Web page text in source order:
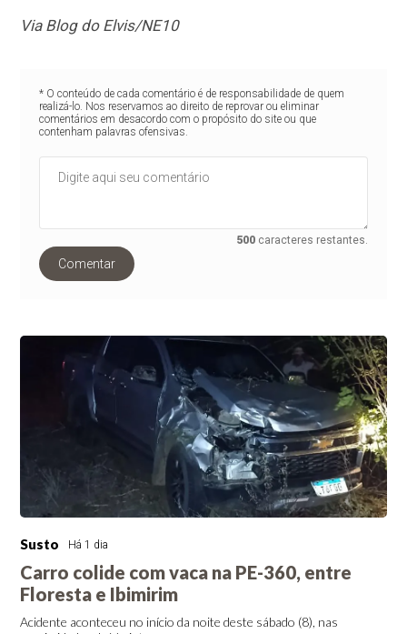
Via Blog do Elvis/NE10
* O conteúdo de cada comentário é de responsabilidade de quem
realizá-lo. Nos reservamos ao direito de reprovar ou eliminar
comentários em desacordo com o propósito do site ou que
contenham palavras ofensivas.
500 caracteres restantes.
Comentar
Susto Há 1 dia
Carro colide com vaca na PE-360, entre
Floresta e Ibimirim
Acidente aconteceu no início da noite deste sábado (8), nas